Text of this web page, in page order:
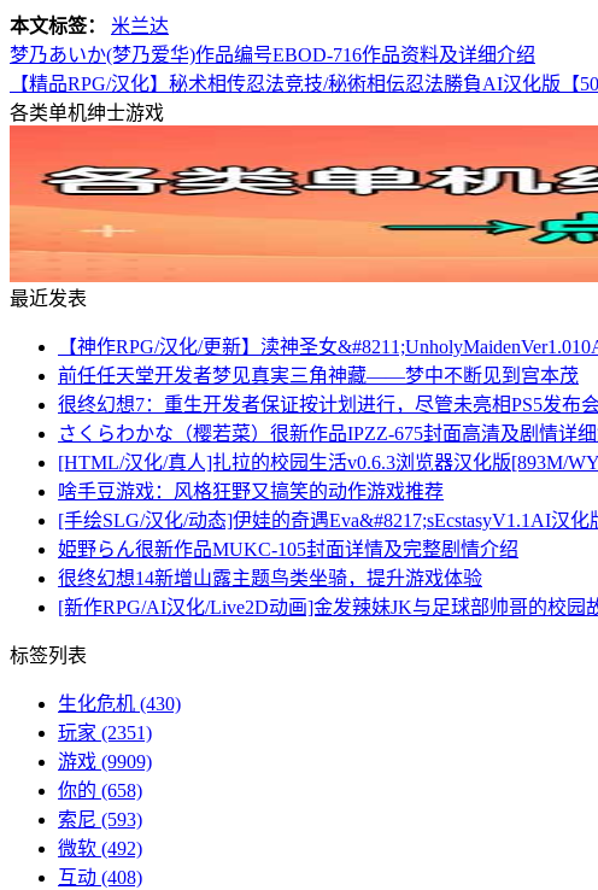
本文标签：
米兰达
梦乃あいか(梦乃爱华)作品编号EBOD-716作品资料及详细介绍
【精品RPG/汉化】秘术相传忍法竞技/秘術相伝忍法勝負AI汉化版【
各类单机绅士游戏
最近发表
【神作RPG/汉化/更新】渎神圣女
前任任天堂开发者梦见真実三角神藏——梦中不断见到宫本茂
很终幻想7：重生开发者保证按计划进行，尽管未亮相PS5发布
さくらわかな（樱若菜）很新作品IPZZ-675封面高清及剧情详
[HTML/汉化/真人]扎拉的校园生活v0.6.3浏览器汉化版[893M/
啥手豆游戏：风格狂野又搞笑的动作游戏推荐
[手绘SLG/汉化/动态]伊娃的奇遇Eva&#8217;sEcstasyV1.1AI汉
姫野らん很新作品MUKC-105封面详情及完整剧情介绍
很终幻想14新增山露主题鸟类坐骑，提升游戏体验
[新作RPG/AI汉化/Live2D动画]金发辣妹JK与足球部帅哥的校园
标签列表
生化危机 (430)
玩家 (2351)
游戏 (9909)
你的 (658)
索尼 (593)
微软 (492)
互动 (408)